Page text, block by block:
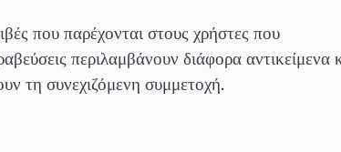
που παρέχονται στους χρήστες που
περιλαμβάνουν διάφορα αντικείμενα
τη συνεχιζόμενη συμμετοχή.